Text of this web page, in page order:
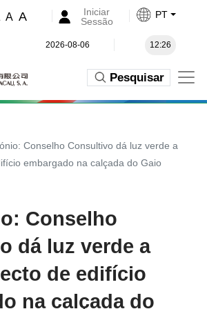
A A
Iniciar
Sessão
PT
2026-08-06 12:26
Pesquisar
Conselho Consultivo dá luz verde a
embargado na calçada do Gaio
Conselho
dá luz verde a
de edifício
na calçada do